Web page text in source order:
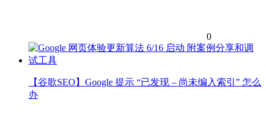
0
【谷歌SEO】Google 提示 “已发现 – 尚未编入索引” 怎么
办